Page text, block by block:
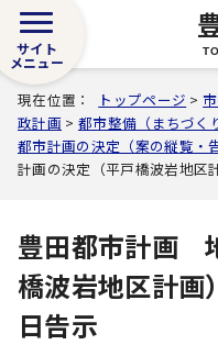
サイト
メニュー
現在位置： トップページ >
政計画> 都市整備（まちづく
都市計画の決定（案の縦覧・
計画の決定（平戸橋波岩地
豊田都市計画
橋波岩地区計
日告示